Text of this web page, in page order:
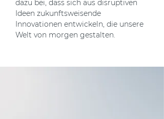
dazu bei, dass sich aus disruptiven
Ideen zukunftsweisende
Innovationen entwickeln, die unsere
Welt von morgen gestalten.